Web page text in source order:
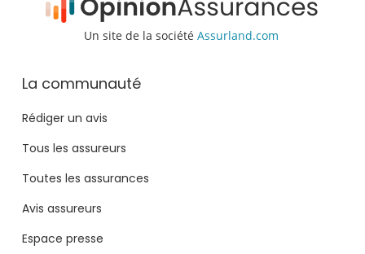
Un site de la société Assurland.com
La communauté
Rédiger un avis
Tous les assureurs
Toutes les assurances
Avis assureurs
Espace presse